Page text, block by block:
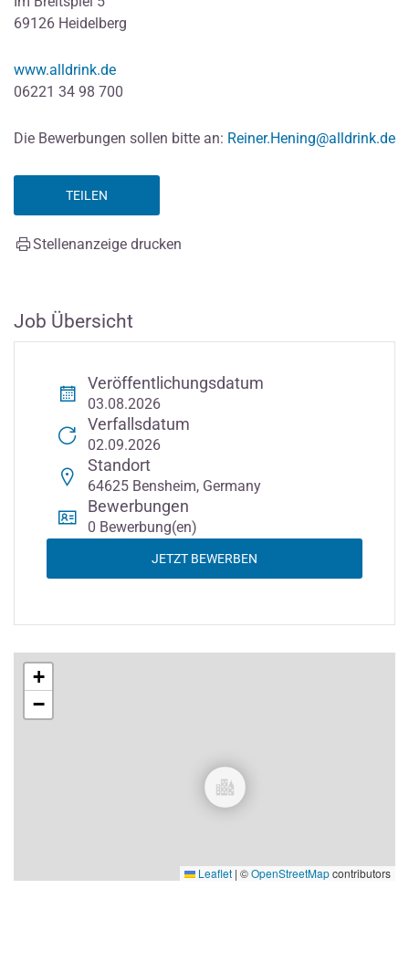
69126 Heidelberg
www.alldrink.de
06221 34 98 700
Die Bewerbungen sollen bitte an: Reiner.Hening@alldrink.de
TEILEN
Stellenanzeige drucken
Job Übersicht
Veröffentlichungsdatum
03.08.2026
Verfallsdatum
02.09.2026
Standort
64625 Bensheim, Germany
Bewerbungen
0 Bewerbung(en)
JETZT BEWERBEN
+
−
Leaflet | ©OpenStreetMapcontributors